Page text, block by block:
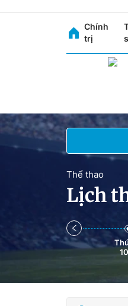
Chính
trị
Thể thao
Lịch
Chủ